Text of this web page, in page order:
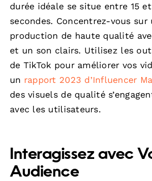
durée idéale se situe entre 15
secondes. Concentrez-vous sur
production de haute qualité
et un son clairs. Utilisez les
de TikTok pour améliorer vos
un rapport 2023 d’Influencer
des visuels de qualité
avec les utilisateurs.
Interagissez avec
Audience